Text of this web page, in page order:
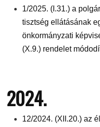
1/2025. (I.31.) a
tisztség ellátásának
önkormányzati
(X.9.) rendelet
2024.
12/2024. (XII.20.) az